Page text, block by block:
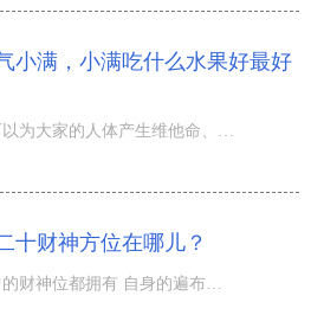
小满，小满吃什么水果好最好
新鲜水果可以为大家的人体产生维他命、丰富多彩的营养元素，还有益于促消化等功效。而不一样季节的新鲜水果
十财神方位在哪儿？
每一个家中的财神位都拥有 自身的遍布，而财神爷每日所属的方向也是转变的。农历八月二十财神方位在哪儿？